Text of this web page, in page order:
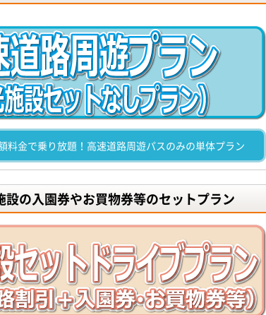
料金で乗り放題！高速道路周遊パスのみの単体プラン
の入園券やお買物券等のセットプラン